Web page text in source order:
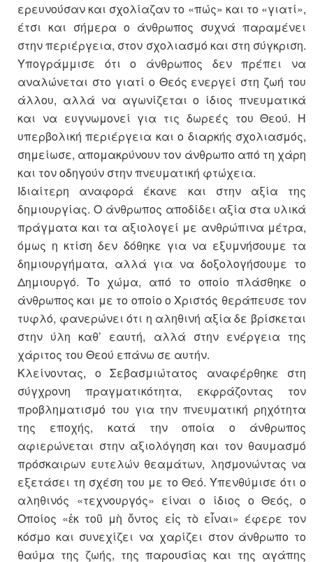
ερευνούσαν και σχολίαζαν το «πώς» και το «γιατί»,
έτσι και σήμερα ο άνθρωπος συχνά παραμένει
στην περιέργεια, στον σχολιασμό και στη σύγκριση.
Υπογράμμισε ότι ο άνθρωπος δεν πρέπει να
αναλώνεται στο γιατί ο Θεός ενεργεί στη ζωή του
άλλου, αλλά να αγωνίζεται ο ίδιος πνευματικά
και να ευγνωμονεί για τις δωρεές του Θεού. Η
υπερβολική περιέργεια και ο διαρκής σχολιασμός,
σημείωσε, απομακρύνουν τον άνθρωπο από τη χάρη
και τον οδηγούν στην πνευματική φτώχεια.
Ιδιαίτερη αναφορά έκανε και στην αξία της
δημιουργίας. Ο άνθρωπος αποδίδει αξία στα υλικά
πράγματα και τα αξιολογεί με ανθρώπινα μέτρα,
όμως η κτίση δεν δόθηκε για να εξυμνήσουμε τα
δημιουργήματα, αλλά για να δοξολογήσουμε το
Δημιουργό. Το χώμα, από το οποίο πλάσθηκε ο
άνθρωπος και με το οποίο ο Χριστός θεράπευσε τον
τυφλό, φανερώνει ότι η αληθινή αξία δε βρίσκεται
στην ύλη καθ’ εαυτή, αλλά στην ενέργεια της
χάριτος του Θεού επάνω σε αυτήν.
Κλείνοντας, ο Σεβασμιώτατος αναφέρθηκε στη
σύγχρονη πραγματικότητα, εκφράζοντας τον
προβληματισμό του για την πνευματική ρηχότητα
της εποχής, κατά την οποία ο άνθρωπος
αφιερώνεται στην αξιολόγηση και τον θαυμασμό
πρόσκαιρων ευτελών θεαμάτων, λησμονώντας να
εξετάσει τη σχέση του με το Θεό. Υπενθύμισε ότι ο
αληθινός «τεχνουργός» είναι ο ίδιος ο Θεός, ο
Οποίος «ἐκ τοῦ μὴ ὄντος εἰς τὸ εἶναι» έφερε τον
κόσμο και συνεχίζει να χαρίζει στον άνθρωπο το
θαύμα της ζωής, της παρουσίας και της αγάπης